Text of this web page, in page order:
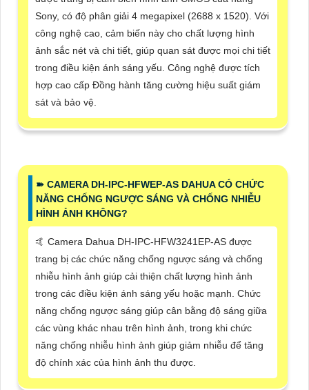
Sony, có độ phân giải 4 megapixel (2688 x 1520). Với
công nghệ cao, cảm biến này cho chất lượng hình
ảnh sắc nét và chi tiết, giúp quan sát được mọi chi tiết
trong điều kiện ánh sáng yếu. Công nghệ được tích
hợp cao cấp Đồng hành tăng cường hiệu suất giám
sát và bảo vệ.
➽ CAMERA DH-IPC-HFWEP-AS DAHUA CÓ CHỨC
NĂNG CHỐNG NGƯỢC SÁNG VÀ CHỐNG NHIỄU
HÌNH ẢNH KHÔNG?
🤙 Camera Dahua DH-IPC-HFW3241EP-AS được
trang bị các chức năng chống ngược sáng và chống
nhiễu hình ảnh giúp cải thiện chất lượng hình ảnh
trong các điều kiện ánh sáng yếu hoặc mạnh. Chức
năng chống ngược sáng giúp cân bằng độ sáng giữa
các vùng khác nhau trên hình ảnh, trong khi chức
năng chống nhiễu hình ảnh giúp giảm nhiễu để tăng
độ chính xác của hình ảnh thu được.